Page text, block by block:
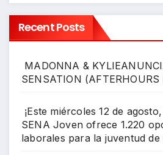
Recent Posts
MADONNA &
SENSATION (AFTERHOURS
¡Este miércoles 12 de
SENA Joven ofrece 1.220
laborales para la juventud de